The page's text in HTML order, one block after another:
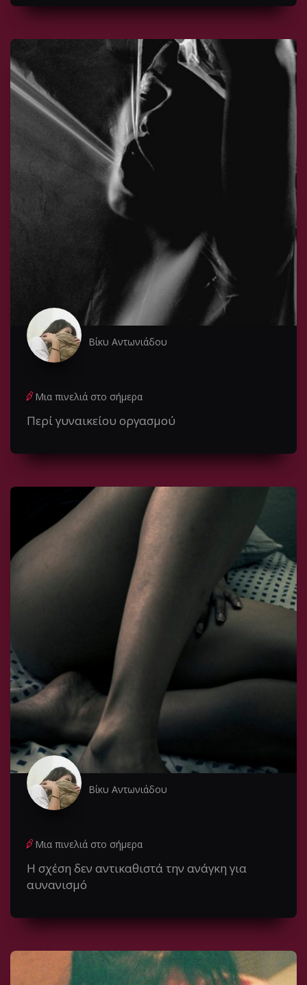
Βίκυ Αντωνιάδου
Μια πινελιά στο σήμερα
Περί γυναικείου οργασμού
Βίκυ Αντωνιάδου
Μια πινελιά στο σήμερα
Η σχέση δεν αντικαθιστά την ανάγκη για
αυνανισμό